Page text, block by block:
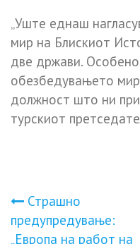
„Уште еднаш
мир на Блискиот
две држави.
обезбедувањето
должност што ни
турскиот
Страшно
предупредување:
„Eвропа на работ на